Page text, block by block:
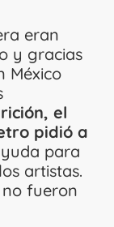
eran
y gracias
México
el
pidió a
para
artistas.
fueron